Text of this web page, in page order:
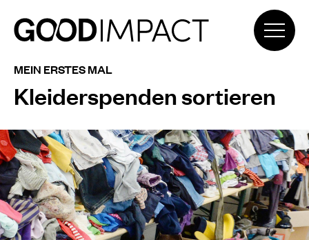
MEIN ERSTES MAL
Kleiderspenden sortieren